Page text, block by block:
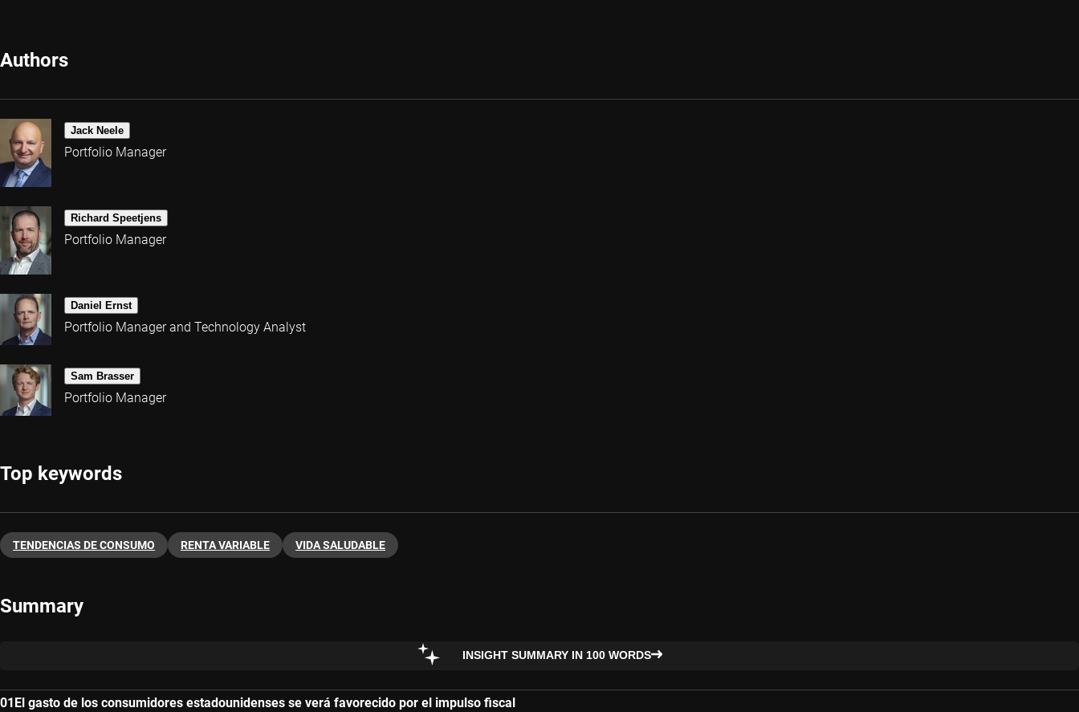
Authors
Jack Neele
Portfolio Manager
Richard Speetjens
Portfolio Manager
Daniel Ernst
Portfolio Manager and Technology Analyst
Sam Brasser
Portfolio Manager
Top keywords
TENDENCIAS DE CONSUMO RENTA VARIABLE VIDA SALUDABLE
Summary
INSIGHT SUMMARY IN 100 WORDS
El gasto de los consumidores estadounidenses se verá favorecido por el impulso fiscal